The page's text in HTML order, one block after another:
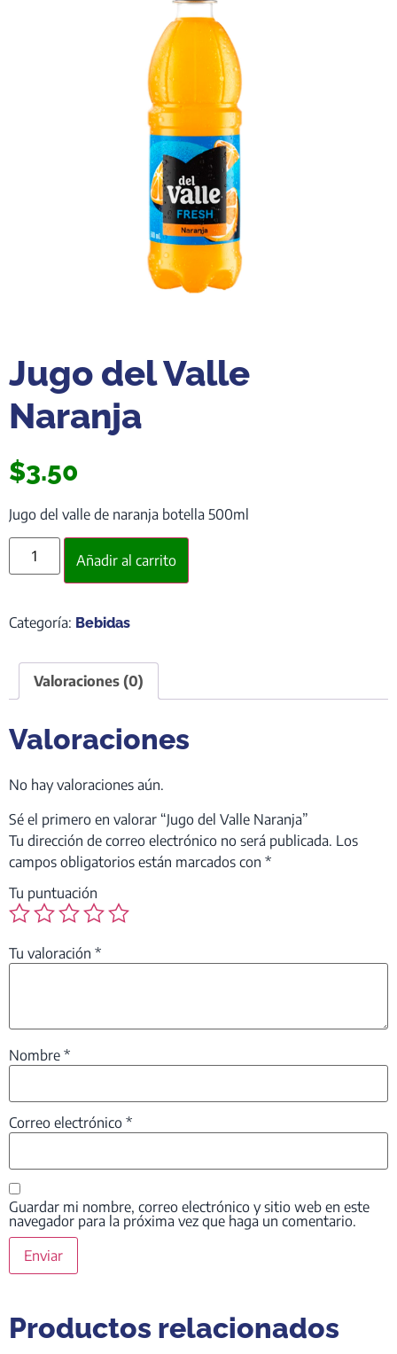
Jugo del Valle
Naranja
$3.50
Jugo del valle de naranja botella 500ml
Añadir al carrito
Categoría: Bebidas
Valoraciones (0)
Valoraciones
No hay valoraciones aún.
Sé el primero en valorar “Jugo del Valle Naranja”
Tu dirección de correo electrónico no será publicada. Los
campos obligatorios están marcados con *
Tu puntuación
Tu valoración *
Nombre *
Correo electrónico *
Guardar mi nombre, correo electrónico y sitio web en este
navegador para la próxima vez que haga un comentario.
Productos relacionados